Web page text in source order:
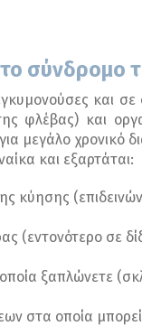
το σύνδρομο
και
φλέβας) και
μεγάλο χρονικό
και εξαρτάται:
κύησης
(εντονότερο σε
ξαπλώνετε
στα οποία